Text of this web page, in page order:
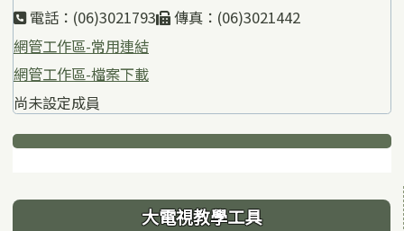
電話：(06)3021793
傳真：(06)3021442
網管工作區-常用連結
網管工作區-檔案下載
尚未設定成員
下中區域內容
左邊區域內容 大電視教學工具